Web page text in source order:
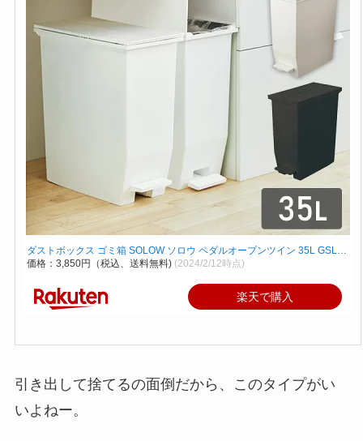
ダストボックス ゴミ箱 SOLOW ソロウ ペダルオープンツイン 35L GSL…
価格：3,850円（税込、送料無料) (2024/2/12時点)
楽天で購入
引き出して捨てるの面倒だから、このタイプがい
いよねー。